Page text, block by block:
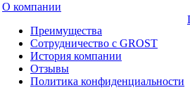
О компании
Преимущества
Сотрудничество с GROST
История компании
Отзывы
Политика конфиденциальности